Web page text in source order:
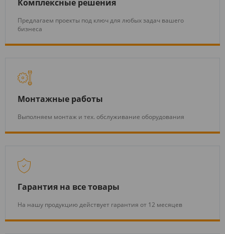
Комплексные решения
Предлагаем проекты под ключ для любых задач вашего
бизнеса
Монтажные работы
Выполняем монтаж и тех. обслуживание оборудования
Гарантия на все товары
На нашу продукцию действует гарантия от 12 месяцев